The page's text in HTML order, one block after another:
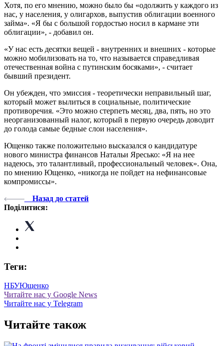
Хотя, по его мнению, можно было бы «одолжить у каждого из
нас, у населения, у олигархов, выпустив облигации военного
займа». «Я бы с большой гордостью носил в кармане эти
облигации», - добавил он.
«У нас есть десятки вещей - внутренних и внешних - которые
можно мобилизовать на то, что называется справедливая
отечественная война с путинским босяками», - считает
бывший президент.
Он убежден, что эмиссия - теоретически неправильный шаг,
который может вылиться в социальные, политические
противоречия. «Это можно стерпеть месяц, два, пять, но это
неорганизованный налог, который в первую очередь доводит
до голода самые бедные слои населения».
Ющенко также положительно высказался о кандидатуре
нового министра финансов Натальи Яресько: «Я на нее
надеюсь, это талантливый, профессиональный человек». Она,
по мнению Ющенко, «никогда не пойдет на нефинансовые
компромиссы».
Назад до статей
Поділитися:
Теги:
НБУЮщенко
Читайте нас у Google News
Читайте нас у Telegram
Читайте також